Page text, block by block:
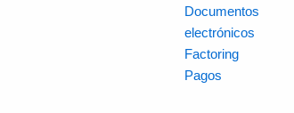
Documentos
electrónicos
Factoring
Pagos